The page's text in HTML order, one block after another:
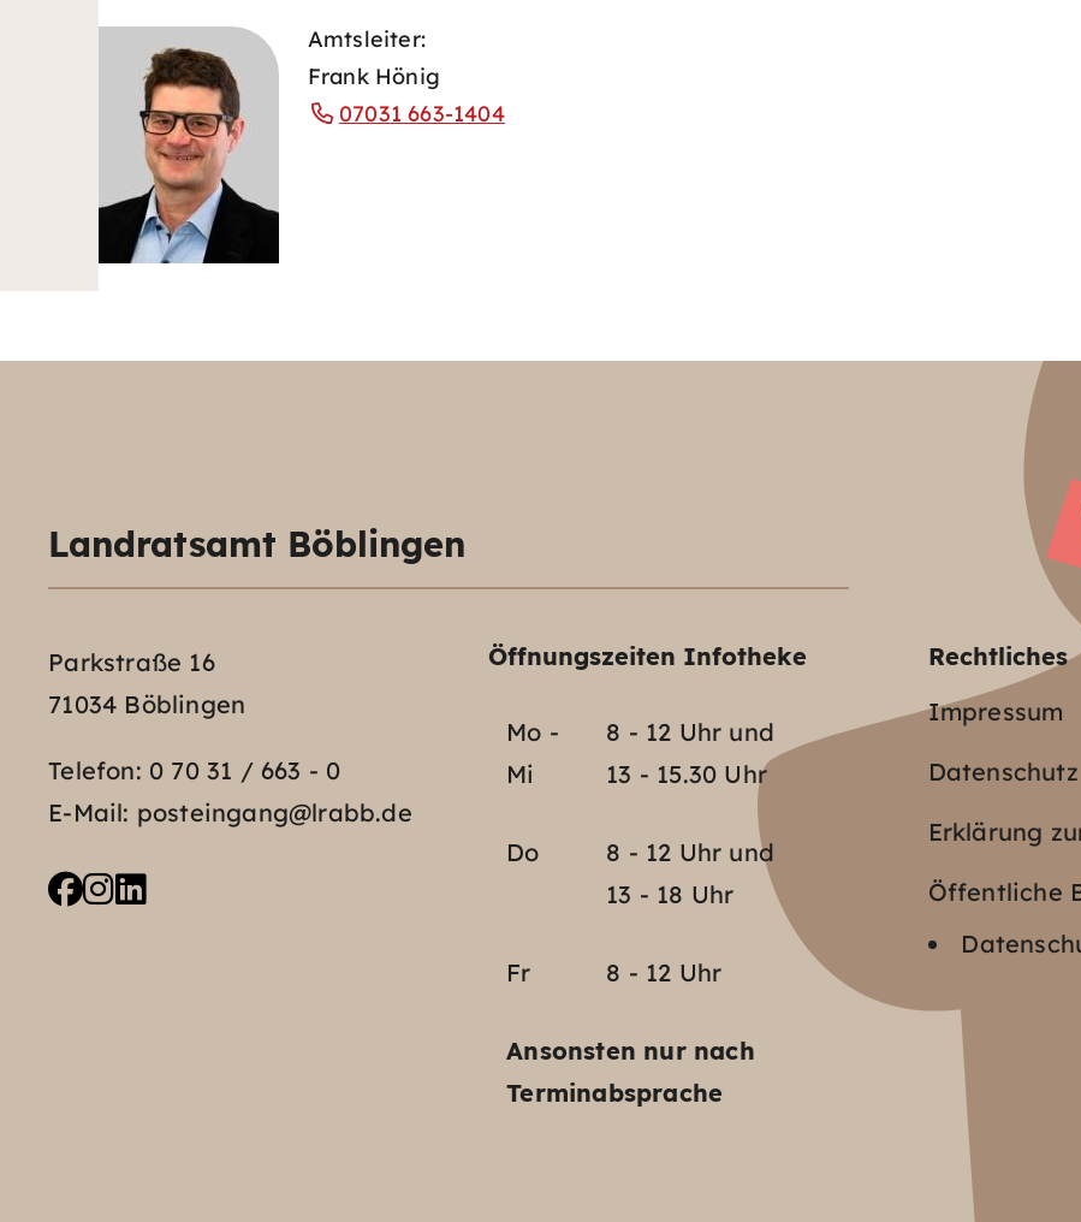
Amtsleiter:
Frank Hönig
07031 663-1404
Landratsamt Böblingen
Parkstraße 16
71034 Böblingen
Telefon: 0 70 31 / 663 - 0
E-Mail: posteingang@lrabb.de
Öffnungszeiten Infotheke
Mo -
Mi
8 - 12 Uhr und
13 - 15.30 Uhr
Do
8 - 12 Uhr und
13 - 18 Uhr
Fr 8 - 12 Uhr
Ansonsten nur nach
Terminabsprache
Rechtliches
Impressum
Datenschutz
Erklärung
Öffentliche